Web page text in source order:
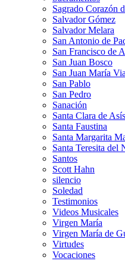
Sagrado Corazón
Salvador Gómez
Salvador Melara
San Antonio de
San Francisco de
San Juan Bosco
San Juan María
San Pablo
San Pedro
Sanación
Santa Clara de Asís
Santa Faustina
Santa Margarita
Santa Teresita del
Santos
Scott Hahn
silencio
Soledad
Testimonios
Videos Musicales
Virgen María
Virgen María de
Virtudes
Vocaciones